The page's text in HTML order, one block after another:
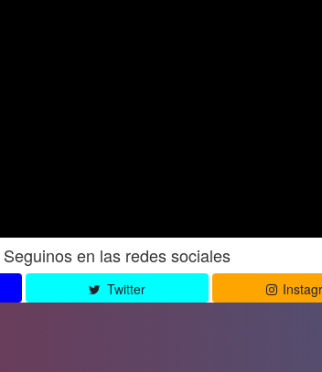
Seguinos en las redes sociales
Twitter